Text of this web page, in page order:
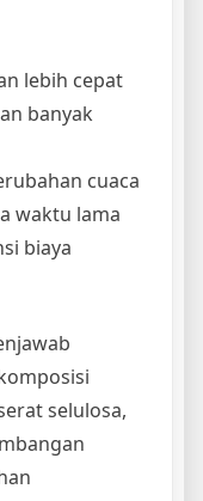
lebih cepat
banyak
cuaca
waktu lama
biaya
selulosa,